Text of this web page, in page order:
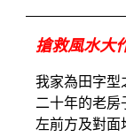
搶救風水大
我家為田字型
二十年的老房
左前方及對面